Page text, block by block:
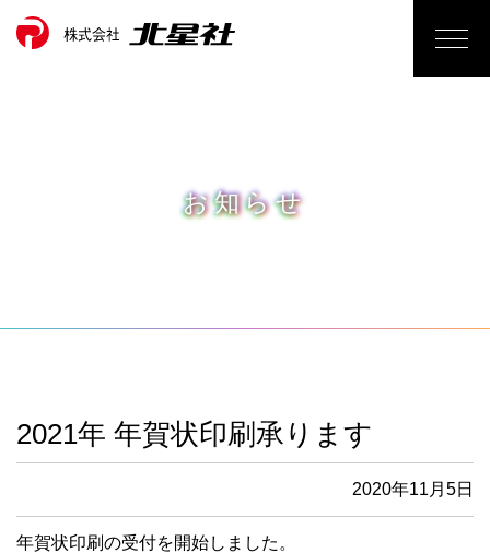
お知らせ
2021年 年賀状印刷承ります
2020年11月5日
年賀状印刷の受付を開始しました。